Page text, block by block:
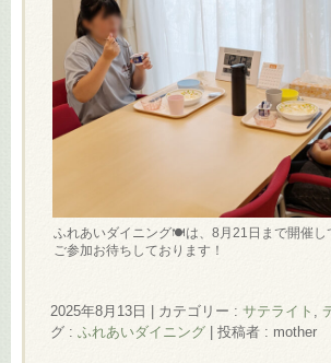
ふれあいダイニング🍽️は、8月21日まで開催し
ご参加お待ちしております！
2025年8月13日 カテゴリー : サテライト ,
グ : ふれあいダイニング 投稿者 : mother